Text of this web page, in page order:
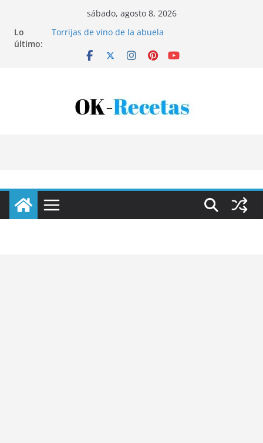
contenido
sábado, agosto 8, 2026
Lo
último:
Torrijas de vino de la abuela
Bandeja de pescaíto frito